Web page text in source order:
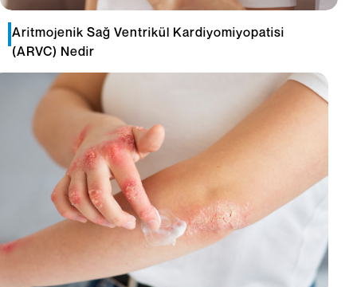
Aritmojenik Sağ Ventrikül Kardiyomiyopatisi
(ARVC) Nedir